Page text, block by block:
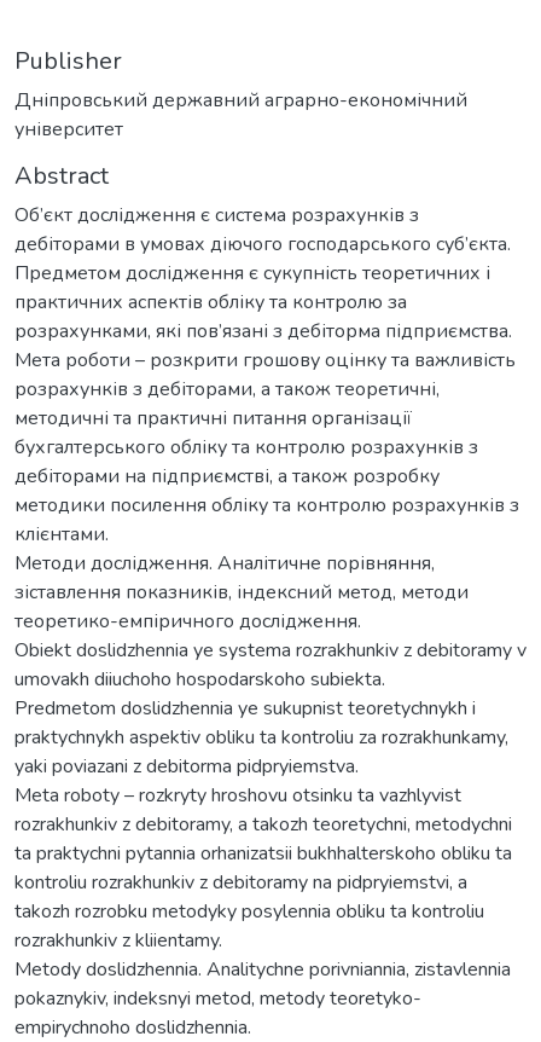
Publisher
Дніпровський державний аграрно-економічний
університет
Abstract
Об’єкт дослідження є система розрахунків з
дебіторами в умовах діючого господарського суб’єкта.
Предметом дослідження є сукупність теоретичних і
практичних аспектів обліку та контролю за
розрахунками, які пов’язані з дебіторма підприємства.
Мета роботи – розкрити грошову оцінку та важливість
розрахунків з дебіторами, а також теоретичні,
методичні та практичні питання організації
бухгалтерського обліку та контролю розрахунків з
дебіторами на підприємстві, а також розробку
методики посилення обліку та контролю розрахунків з
клієнтами.
Методи дослідження. Аналітичне порівняння,
зіставлення показників, індексний метод, методи
теоретико-емпіричного дослідження.
Obiekt doslidzhennia ye systema rozrakhunkiv z debitoramy v
umovakh diiuchoho hospodarskoho subiekta.
Predmetom doslidzhennia ye sukupnist teoretychnykh i
praktychnykh aspektiv obliku ta kontroliu za rozrakhunkamy,
yaki poviazani z debitorma pidpryiemstva.
Meta roboty – rozkryty hroshovu otsinku ta vazhlyvist
rozrakhunkiv z debitoramy, a takozh teoretychni, metodychni
ta praktychni pytannia orhanizatsii bukhhalterskoho obliku ta
kontroliu rozrakhunkiv z debitoramy na pidpryiemstvi, a
takozh rozrobku metodyky posylennia obliku ta kontroliu
rozrakhunkiv z kliientamy.
Metody doslidzhennia. Analitychne porivniannia, zistavlennia
pokaznykiv, indeksnyi metod, metody teoretyko-
empirychnoho doslidzhennia.